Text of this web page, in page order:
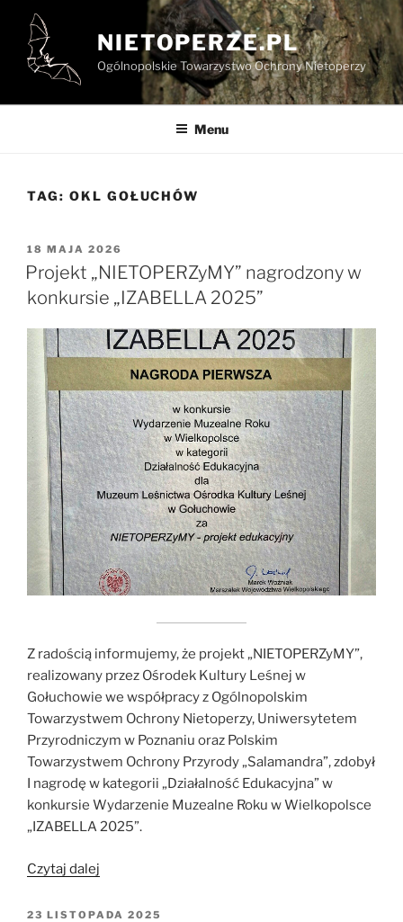
Przejdź
treści
NIETOPERZE.PL
Ogólnopolskie Towarzystwo Ochrony Nietoperzy
Menu
TAG: OKL GOŁUCHÓW
OPUBLIKOWANE
W
18 MAJA 2026
Projekt „NIETOPERZyMY” nagrodzony w
konkursie „IZABELLA 2025”
Z radością informujemy, że projekt „NIETOPERZyMY”,
realizowany przez Ośrodek Kultury Leśnej w
Gołuchowie we współpracy z Ogólnopolskim
Towarzystwem Ochrony Nietoperzy, Uniwersytetem
Przyrodniczym w Poznaniu oraz Polskim
Towarzystwem Ochrony Przyrody „Salamandra”, zdobył
I nagrodę w kategorii „Działalność Edukacyjna” w
konkursie Wydarzenie Muzealne Roku w Wielkopolsce
„IZABELLA 2025”.
Czytaj dalej
nagrodzony
OPUBLIKOWANE
23 LISTOPADA 2025